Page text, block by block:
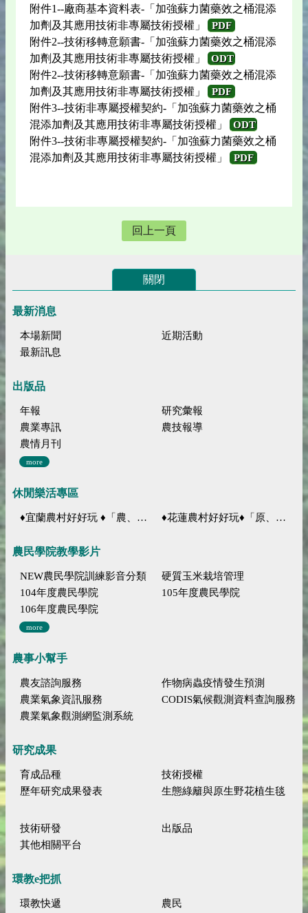
附件1--廠商基本資料表-「加強蘇力菌藥效之桶混添
加劑及其應用技術非專屬技術授權」
PDF
附件2--技術移轉意願書-「加強蘇力菌藥效之桶混添
加劑及其應用技術非專屬技術授權」
ODT
附件2--技術移轉意願書-「加強蘇力菌藥效之桶混添
加劑及其應用技術非專屬技術授權」
PDF
附件3--技術非專屬授權契約-「加強蘇力菌藥效之桶
混添加劑及其應用技術非專屬技術授權」
ODT
附件3--技術非專屬授權契約-「加強蘇力菌藥效之桶
混添加劑及其應用技術非專屬技術授權」
PDF
回上一頁
關閉
最新消息
本場新聞
近期活動
最新訊息
出版品
年報
研究彙報
農業專訊
農技報導
農情月刊
more
休閒樂活專區
♦宜蘭農村好好玩 ♦「農、藝、山、水」四條遊程推薦 ♦花蓮農村好好玩♦「原、生、慢、活」四條遊程推薦
農民學院教學影片
NEW農民學院訓練影音分類
硬質玉米栽培管理
104年度農民學院
105年度農民學院
106年度農民學院
more
農事小幫手
農友諮詢服務
作物病蟲疫情發生預測
農業氣象資訊服務
CODIS氣候觀測資料查詢服務
農業氣象觀測網監測系統
研究成果
育成品種
技術授權
歷年研究成果發表
生態綠籬與原生野花植生毯
技術研發
出版品
其他相關平台
環教e把抓
環教快遞
農民